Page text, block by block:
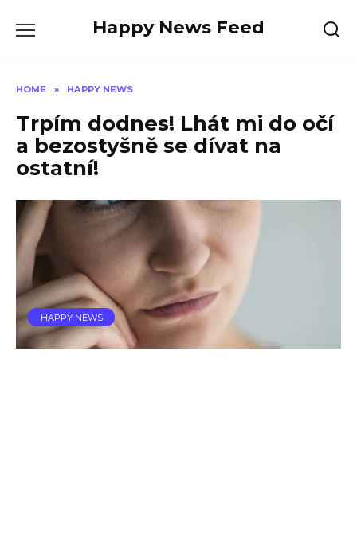
Happy News Feed
HOME » HAPPY NEWS
Trpím dodnes! Lhát mi do očí
a bezostyšně se dívat na
ostatní!
HAPPY NEWS